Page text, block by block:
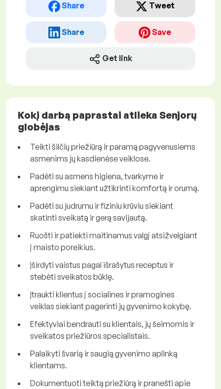
Share Tweet
Share Save
Get link
Kokį darbą paprastai atlieka Senjorų
globėjas
Teikti šilčių priežiūrą ir paramą pagyvenusiems
asmenims jų kasdienėse veiklose.
Padėti su asmens higiena, tvarkyme ir
aprengimu siekiant užtikrinti komfortą ir orumą.
Padėti su judrumu ir fiziniu krūviu siekiant
skatinti sveikatą ir gerą savijautą.
Ruošti ir patiekti maitinamus valgį atsižvelgiant
į maisto poreikius.
Įširdyti vaistus pagal išrašytus receptus ir
stebėti sveikatos būklę.
Įtraukti klientus į socialines ir pramogines
veiklas siekiant pagerinti jų gyvenimo kokybę.
Efektyviai bendrauti su klientais, jų šeimomis ir
sveikatos priežiūros specialistais.
Palaikyti švarią ir saugią gyvenimo aplinką
klientams.
Dokumentuoti teiktą priežiūrą ir pranešti apie